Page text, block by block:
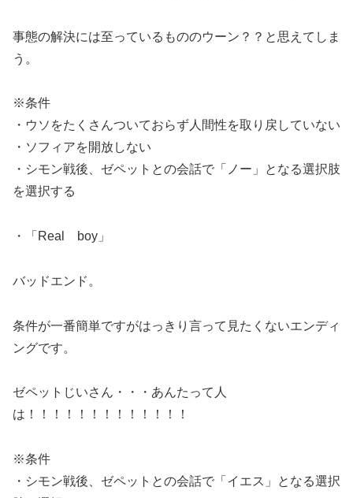
事態の解決には至っているもののウーン？？と思えてしま
う。
※条件
・ウソをたくさんついておらず人間性を取り戻していない
・ソフィアを開放しない
・シモン戦後、ゼペットとの会話で「ノー」となる選択肢
を選択する
・「Real boy」
バッドエンド。
条件が一番簡単ですがはっきり言って見たくないエンディ
ングです。
ゼペットじいさん・・・あんたって人
は！！！！！！！！！！！！！
※条件
・シモン戦後、ゼペットとの会話で「イエス」となる選択